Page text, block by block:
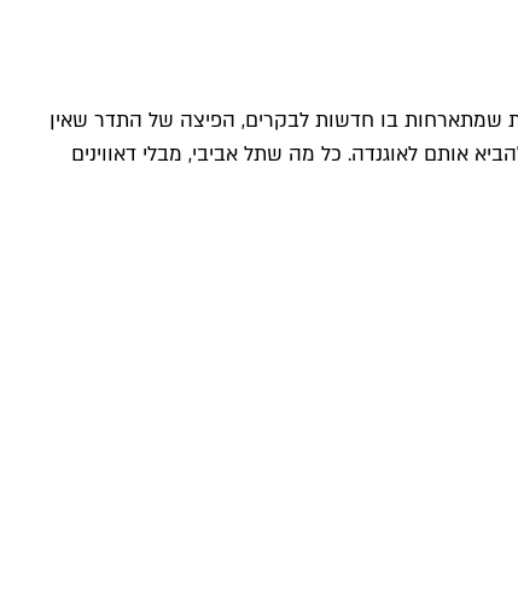
שמתארחות בו חדשות לבקרים, הפיצה של התדר שאין
אותם לאוגנדה. כל מה שתל אביבי, מבלי דאווינים